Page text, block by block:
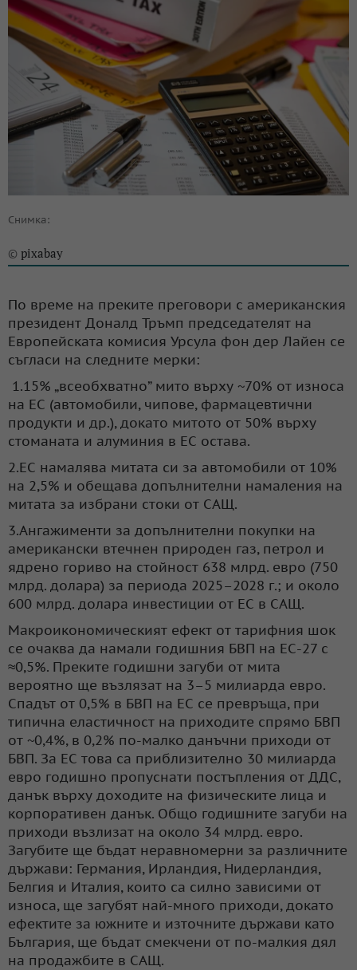
Снимка:
© pixabay
По време на преките преговори с американския
президент Доналд Тръмп председателят на
Европейската комисия Урсула фон дер Лайен се
съгласи на следните мерки:
1.15% „всеобхватно” мито върху ~70% от износа
на ЕС (автомобили, чипове, фармацевтични
продукти и др.), докато митото от 50% върху
стоманата и алуминия в ЕС остава.
2.ЕС намалява митата си за автомобили от 10%
на 2,5% и обещава допълнителни намаления на
митата за избрани стоки от САЩ.
3.Ангажименти за допълнителни покупки на
американски втечнен природен газ, петрол и
ядрено гориво на стойност 638 млрд. евро (750
млрд. долара) за периода 2025–2028 г.; и около
600 млрд. долара инвестиции от ЕС в САЩ.
Макроикономическият ефект от тарифния шок
се очаква да намали годишния БВП на ЕС-27 с
≈0,5%. Преките годишни загуби от мита
вероятно ще възлязат на 3–5 милиарда евро.
Спадът от 0,5% в БВП на ЕС се превръща, при
типична еластичност на приходите спрямо БВП
от ~0,4%, в 0,2% по-малко данъчни приходи от
БВП. За ЕС това са приблизително 30 милиарда
евро годишно пропуснати постъпления от ДДС,
данък върху доходите на физическите лица и
корпоративен данък. Общо годишните загуби на
приходи възлизат на около 34 млрд. евро.
Загубите ще бъдат неравномерни за различните
държави: Германия, Ирландия, Нидерландия,
Белгия и Италия, които са силно зависими от
износа, ще загубят най-много приходи, докато
ефектите за южните и източните държави като
България, ще бъдат смекчени от по-малкия дял
на продажбите в САЩ.